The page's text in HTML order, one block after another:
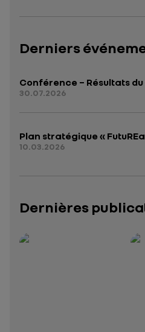
Derniers
Conférence – Résultats du
30.07.2026
Plan stratégique «
10.03.2026
Dernières
Rapport intégré 2025 – 2026—
Présentation institutionnelle